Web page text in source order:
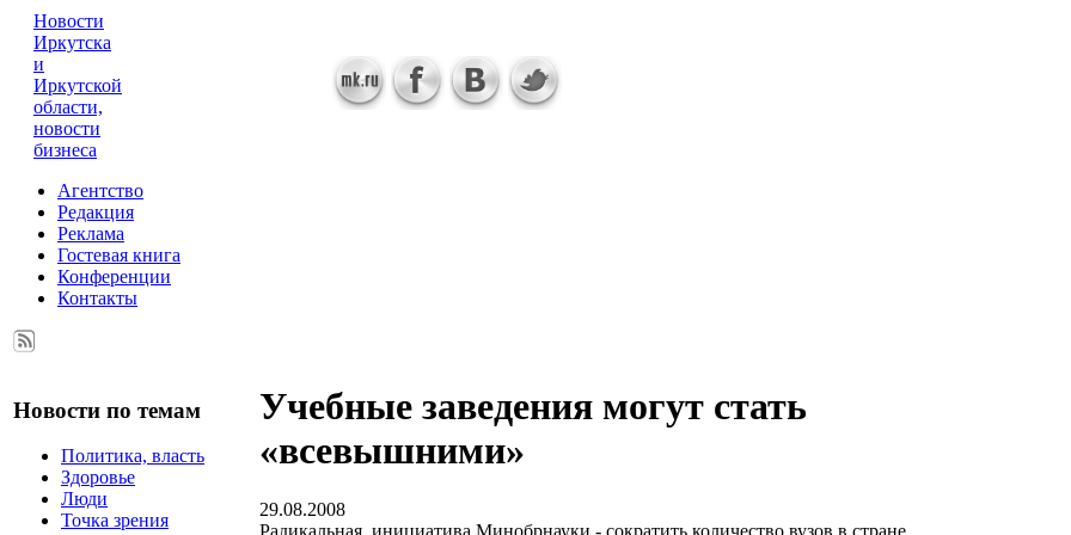
Новости
Иркутска
и
Иркутской
области,
новости
бизнеса
Агентство
Редакция
Реклама
Гостевая книга
Конференции
Контакты
Новости по темам
Политика, власть
Здоровье
Люди
Точка зрения
Учебные заведения могут стать
«всевышними»
29.08.2008
Радикальная инициатива Минобрнауки - сократить количество вузов в стране,